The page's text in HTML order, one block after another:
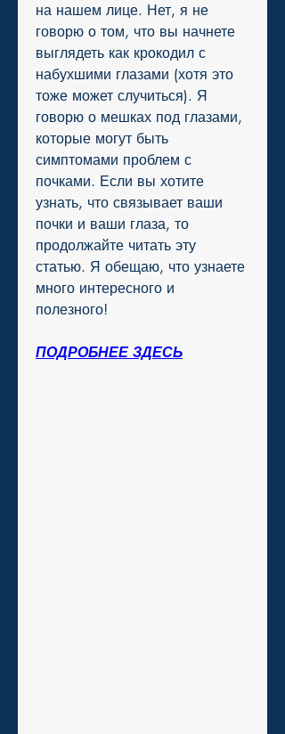
на нашем лице. Нет, я не
говорю о том, что вы начнете
выглядеть как крокодил с
набухшими глазами (хотя это
тоже может случиться). Я
говорю о мешках под глазами,
которые могут быть
симптомами проблем с
почками. Если вы хотите
узнать, что связывает ваши
почки и ваши глаза, то
продолжайте читать эту
статью. Я обещаю, что узнаете
много интересного и
полезного!
ПОДРОБНЕЕ ЗДЕСЬ